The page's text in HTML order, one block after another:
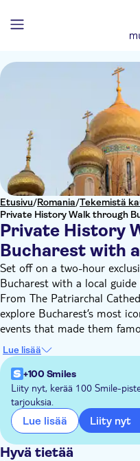
Etusivu/Romania/Tekemistä
Private History Walk through
Private History
Bucharest with
Set off on a two-hour
Bucharest with a local
From The Patriarchal
explore Bucharest’s most
events that made them
Discover how Bucharest’s
the 15th century and
Austro-Hungarian, and
architecture, cultural
Romanian influenced by
developed.
Embark on a journey where
tour a can’t miss experience.
Lue lisää
+100 Smiles
Liity nyt, kerää 100 Smile-
tarjouksia.
Lue lisää Liity nyt
Hyvä tietää